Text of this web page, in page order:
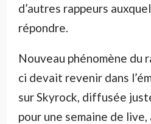
d’autres rappeurs
répondre.
Nouveau phénomène du
ci devait revenir dans
sur Skyrock, diffusée
pour une semaine de live,